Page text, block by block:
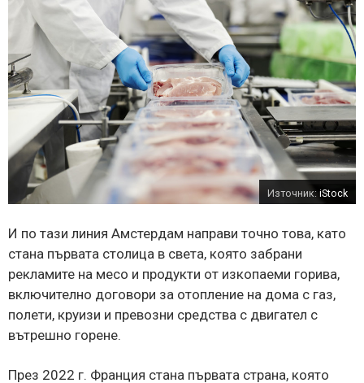
Източник: iStock
И по тази линия Амстердам направи точно това, като
стана първата столица в света, която забрани
рекламите на месо и продукти от изкопаеми горива,
включително договори за отопление на дома с газ,
полети, круизи и превозни средства с двигател с
вътрешно горене.
През 2022 г. Франция стана първата страна, която